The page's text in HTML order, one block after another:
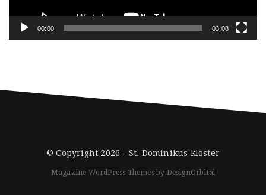
00:00 03:08
© Copyright 2026 - St. Dominikus kloster
Magazine WordPress Themesby DesignOrbital